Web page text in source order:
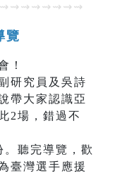
覽
！
研究員及吳詩
帶大家認識亞
2場，錯過不
聽完導覽，歡
臺灣選手應援